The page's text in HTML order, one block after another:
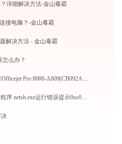
详细解决方法-金山毒霸
接电脑？-金山毒霸
解决方法 - 金山毒霸
怎么办？
如何轻松下载和安装惠普Officejet Pro 8000-A809(CB092A)打印机驱动？跟着这篇指南走
Windows网络配置命令行程序 netsh.exe运行错误提示0xc0000017的解决办法
决